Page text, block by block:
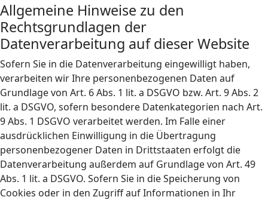
Allgemeine Hinweise zu den
Rechtsgrundlagen der
Datenverarbeitung auf dieser Website
Sofern Sie in die Datenverarbeitung eingewilligt haben,
verarbeiten wir Ihre personenbezogenen Daten auf
Grundlage von Art. 6 Abs. 1 lit. a DSGVO bzw. Art. 9 Abs. 2
lit. a DSGVO, sofern besondere Datenkategorien nach Art.
9 Abs. 1 DSGVO verarbeitet werden. Im Falle einer
ausdrücklichen Einwilligung in die Übertragung
personenbezogener Daten in Drittstaaten erfolgt die
Datenverarbeitung außerdem auf Grundlage von Art. 49
Abs. 1 lit. a DSGVO. Sofern Sie in die Speicherung von
Cookies oder in den Zugriff auf Informationen in Ihr